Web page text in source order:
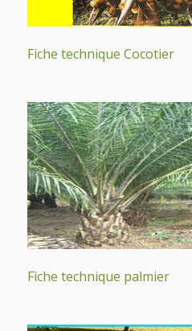
Fiche technique Cocotier
Fiche technique palmier